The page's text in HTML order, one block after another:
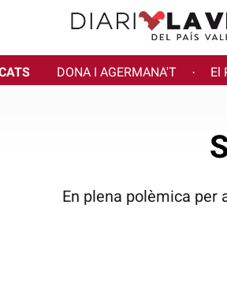
DONA I AGERMANA'T · El
En plena polèmica per